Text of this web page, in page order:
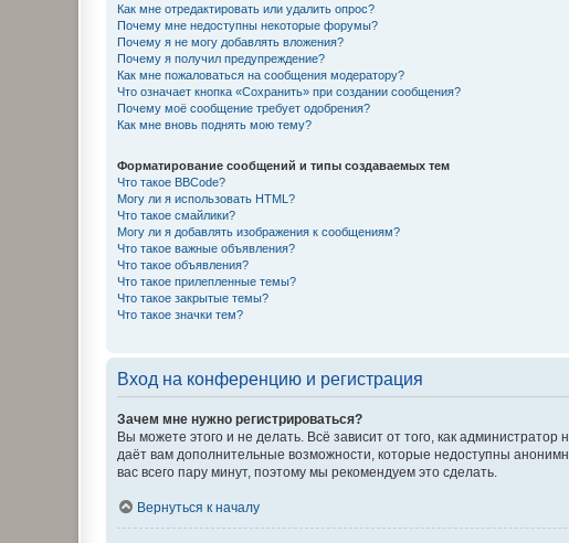
Как мне отредактировать или удалить опрос?
Почему мне недоступны некоторые форумы?
Почему я не могу добавлять вложения?
Почему я получил предупреждение?
Как мне пожаловаться на сообщения модератору?
Что означает кнопка «Сохранить» при создании сообщения?
Почему моё сообщение требует одобрения?
Как мне вновь поднять мою тему?
Форматирование сообщений и типы создаваемых тем
Что такое BBCode?
Могу ли я использовать HTML?
Что такое смайлики?
Могу ли я добавлять изображения к сообщениям?
Что такое важные объявления?
Что такое объявления?
Что такое прилепленные темы?
Что такое закрытые темы?
Что такое значки тем?
Вход на конференцию и регистрация
Зачем мне нужно регистрироваться?
Вы можете этого и не делать. Всё зависит от того, как
даёт вам дополнительные возможности, которые недоступны
вас всего пару минут, поэтому мы рекомендуем это сделать.
Вернуться к началу